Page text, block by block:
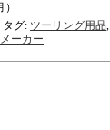
グ: ツーリング用品,
ーカー